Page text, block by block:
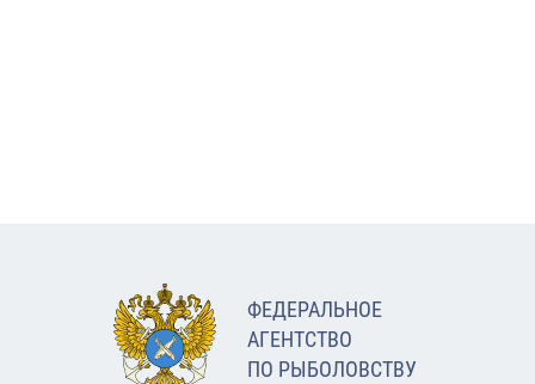
ФЕДЕРАЛЬНОЕ
АГЕНТСТВО
ПО РЫБОЛОВСТВУ